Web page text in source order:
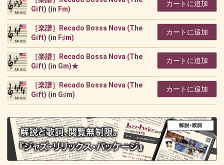
Gift) (in Fm)
カートに追加
［楽譜］Recado Bossa Nova (The
Gift) (in F♯m)
カートに追加
［楽譜］Recado Bossa Nova (The
Gift) (in Gm)★
カートに追加
［楽譜］Recado Bossa Nova (The
Gift) (in G♯m)
カートに追加